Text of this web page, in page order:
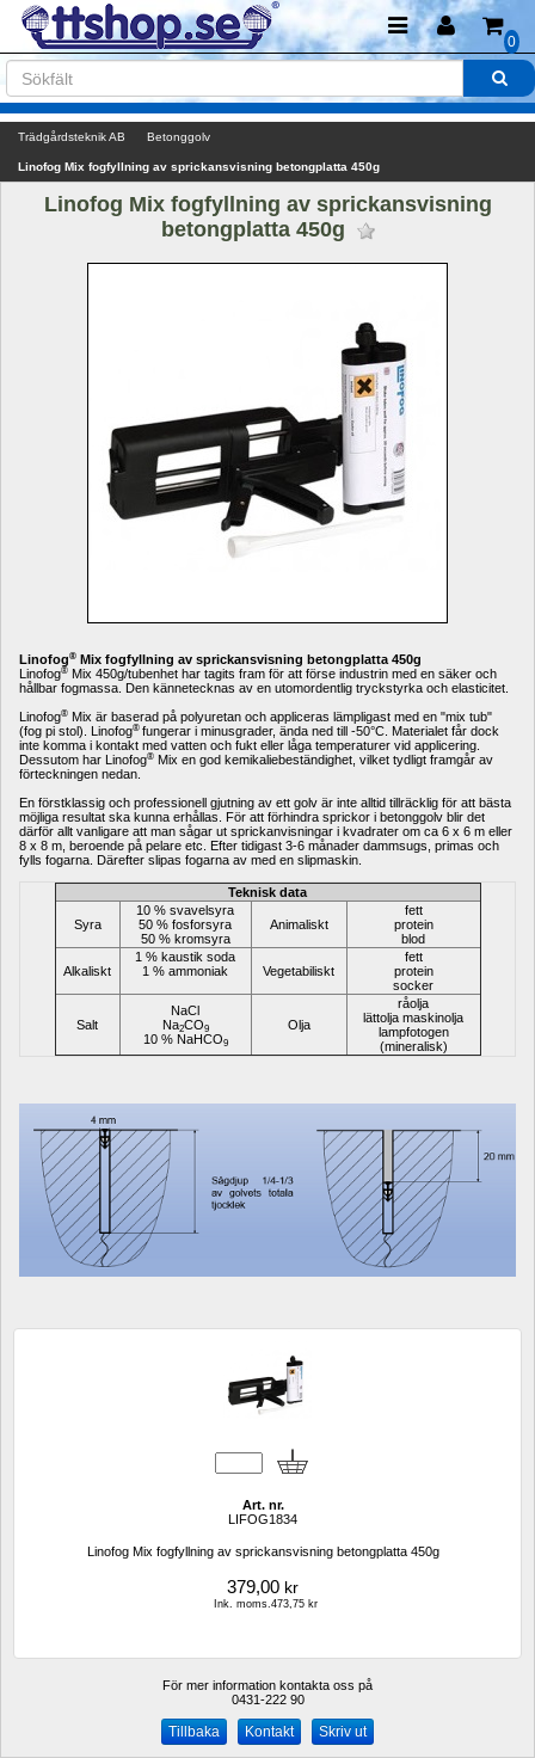
0
Trädgårdsteknik AB Betonggolv
Linofog Mix fogfyllning av sprickansvisning betongplatta 450g
Linofog Mix fogfyllning av sprickansvisning
betongplatta 450g
Linofog® Mix fogfyllning av sprickansvisning betongplatta 450g
Linofog® Mix 450g/tubenhet har tagits fram för att förse industrin med en säker och
hållbar fogmassa. Den kännetecknas av en utomordentlig tryckstyrka och elasticitet.
Linofog® Mix är baserad på polyuretan och appliceras lämpligast med en "mix tub"
(fog pi stol). Linofog® fungerar i minusgrader, ända ned till -50°C. Materialet får dock
inte komma i kontakt med vatten och fukt eller låga temperaturer vid applicering.
Dessutom har Linofog® Mix en god kemikaliebeständighet, vilket tydligt framgår av
förteckningen nedan.
En förstklassig och professionell gjutning av ett golv är inte alltid tillräcklig för att bästa
möjliga resultat ska kunna erhållas. För att förhindra sprickor i betonggolv blir det
därför allt vanligare att man sågar ut sprickanvisningar i kvadrater om ca 6 x 6 m eller
8 x 8 m, beroende på pelare etc. Efter tidigast 3-6 månader dammsugs, primas och
fylls fogarna. Därefter slipas fogarna av med en slipmaskin.
Teknisk data
Syra
10 % svavelsyra
50 % fosforsyra
50 % kromsyra
Animaliskt
fett
protein
blod
Alkaliskt
1 % kaustik soda
1 % ammoniak
Vegetabiliskt
fett
protein
socker
Salt
NaCl
Na2CO9
10 % NaHCO9
Olja
råolja
lättolja maskinolja
lampfotogen
(mineralisk)
Art. nr.
LIFOG1834
Linofog Mix fogfyllning av sprickansvisning betongplatta 450g
379,00 kr
Ink. moms.473,75 kr
För mer information kontakta oss på
0431-222 90
Kontakt Skriv ut